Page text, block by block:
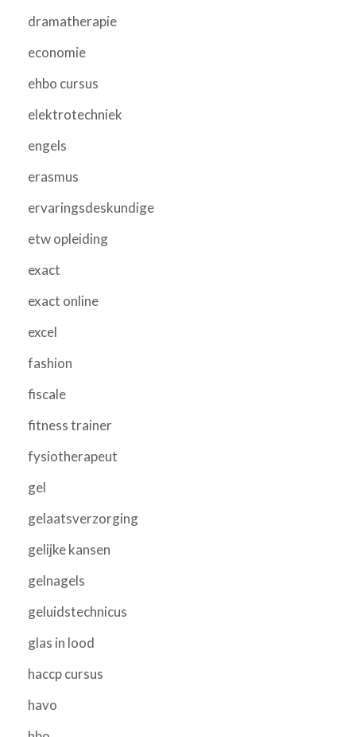
dramatherapie
economie
ehbo cursus
elektrotechniek
engels
erasmus
ervaringsdeskundige
etw opleiding
exact
exact online
excel
fashion
fiscale
fitness trainer
fysiotherapeut
gel
gelaatsverzorging
gelijke kansen
gelnagels
geluidstechnicus
glas in lood
haccp cursus
havo